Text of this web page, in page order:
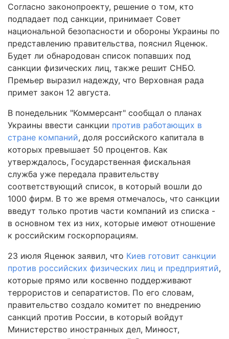
Согласно законопроекту, решение о том, кто
подпадает под санкции, принимает Совет
национальной безопасности и обороны Украины по
представлению правительства, пояснил Яценюк.
Будет ли обнародован список попавших под
санкции физических лиц, также решит СНБО.
Премьер выразил надежду, что Верховная рада
примет закон 12 августа.
В понедельник "Коммерсант" сообщал о планах
Украины ввести санкции против работающих в
стране компаний, доля российского капитала в
которых превышает 50 процентов. Как
утверждалось, Государственная фискальная
служба уже передала правительству
соответствующий список, в который вошли до
1000 фирм. В то же время отмечалось, что санкции
введут только против части компаний из списка -
в основном тех из них, которые имеют отношение
к российским госкорпорациям.
23 июля Яценюк заявил, что Киев готовит санкции
против российских физических лиц и предприятий,
которые прямо или косвенно поддерживают
террористов и сепаратистов. По его словам,
правительство создало комитет по внедрению
санкций против России, в который войдут
Министерство иностранных дел, Минюст,